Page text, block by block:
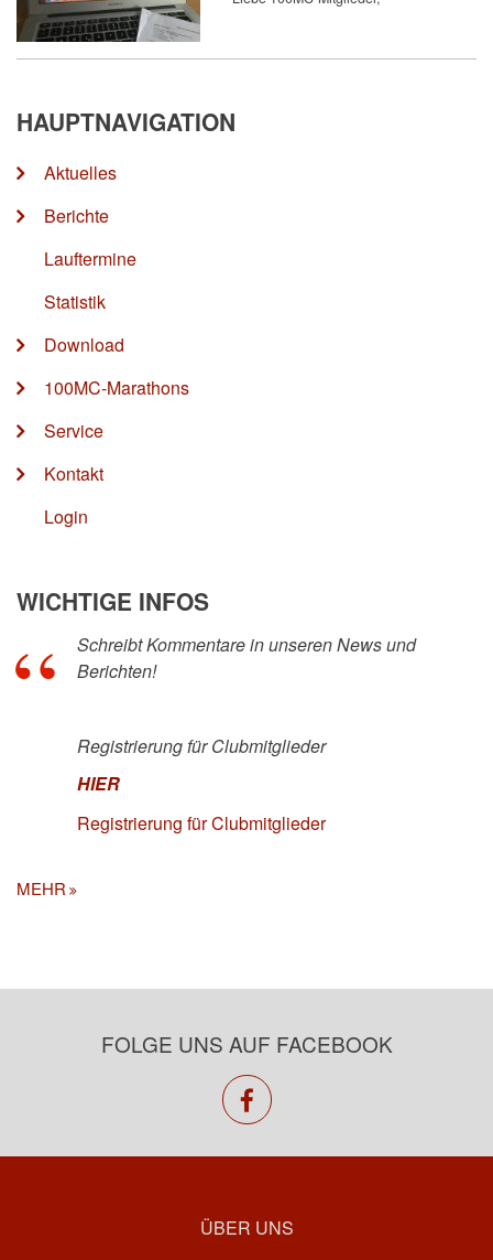
HAUPTNAVIGATION
Aktuelles
Berichte
Lauftermine
Statistik
Download
100MC-Marathons
Service
Kontakt
Login
WICHTIGE INFOS
Schreibt Kommentare in unseren News und
Berichten!
Registrierung für Clubmitglieder
HIER
Registrierung für Clubmitglieder
MEHR
FOLGE UNS AUF FACEBOOK
facebook
ÜBER UNS